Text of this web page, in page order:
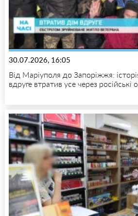
30.07.2026, 16:05
Від Маріуполя до Запоріжжя:
вдруге втратив усе через російські